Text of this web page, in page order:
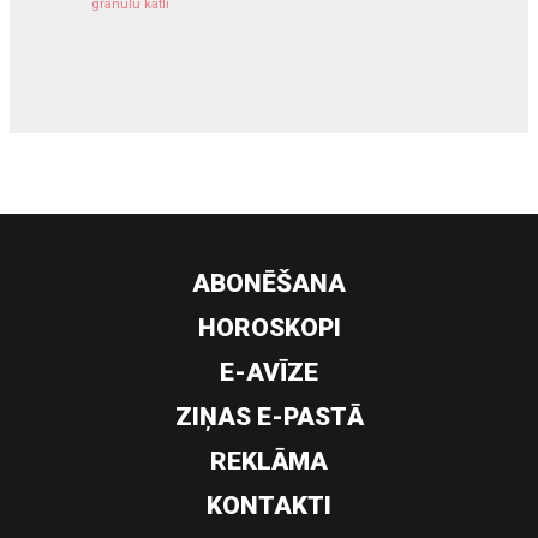
granulu katli
ABONĒŠANA
HOROSKOPI
E-AVĪZE
ZIŅAS E-PASTĀ
REKLĀMA
KONTAKTI